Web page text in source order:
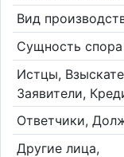
Вид
Сущность спора
Истцы,
Заявители,
Ответчики,
Другие лица,